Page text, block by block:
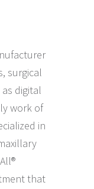
surgical
digital
work of
in
that